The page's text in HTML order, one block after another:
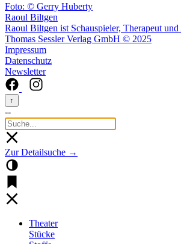
Foto: © Gerry Huberty
Raoul Biltgen
Raoul Biltgen ist Schauspieler, Therapeut
Thomas Sessler Verlag GmbH © 2025
Impressum
Datenschutz
Newsletter
↑
--
Zur Detailsuche →
Theater
Stücke